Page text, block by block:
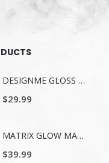
DESIGNME GLOSS ME SERUM POUR LES CHEVEUX 80ML
$29.99
MATRIX GLOW MANIA SHAMPOING 1LITRE
$39.99